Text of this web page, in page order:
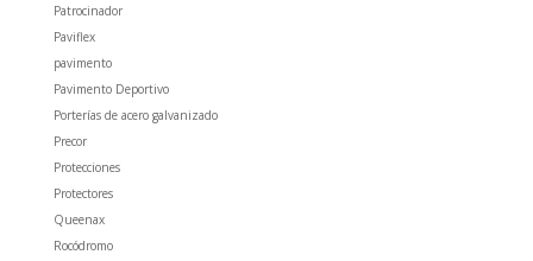
Patrocinador
Paviflex
pavimento
Pavimento Deportivo
Porterías de acero galvanizado
Precor
Protecciones
Protectores
Queenax
Rocódromo